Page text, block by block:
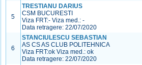
5
TRESTIANU DARIUS
CSM BUCURESTI
Viza FRT:- Viza med.:-
Data retragere: 22/07/2020
6
STANCIULESCU SEBASTIAN
AS CS AS CLUB POLITEHNICA
Viza FRT:ok Viza med.:ok
Data retragere: 22/07/2020